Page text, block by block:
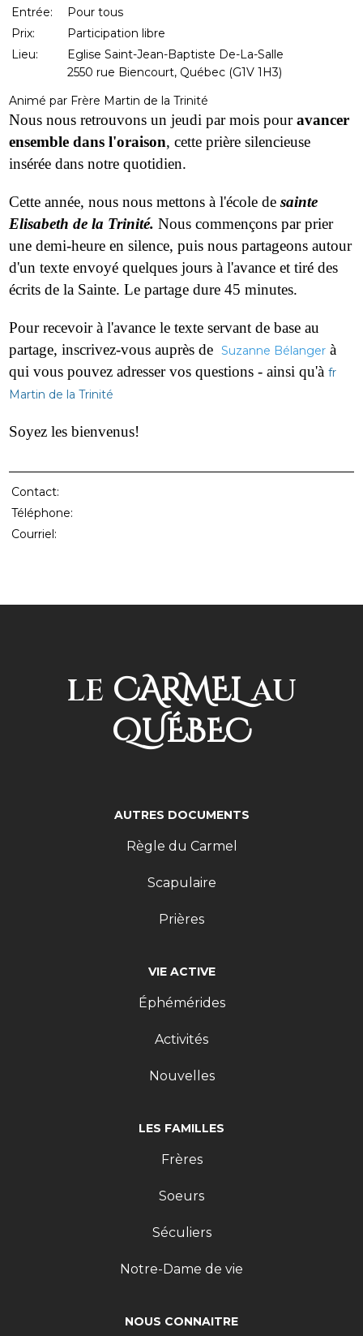
Entrée:
Pour tous
Prix:
Participation libre
Lieu:
Eglise Saint-Jean-Baptiste De-La-Salle
2550 rue Biencourt, Québec (G1V 1H3)
Animé par Frère Martin de la Trinité
Nous nous retrouvons un jeudi par mois pouravancer
ensemble dans l'oraison, cette prière silencieuse
insérée dans notre quotidien.
Cette année, nous nous mettons à l'école desainte
Elisabeth de la Trinité. Nous commençons par prier
une demi-heure en silence, puis nous partageons autour
d'un texte envoyé quelques jours à l'avance et tiré des
écrits de la Sainte. Le partage dure 45 minutes.
Pour recevoir à l'avance le texte servant de base au
partage, inscrivez-vous auprès deSuzanne Bélanger à
qui vous pouvez adresser vos questions - ainsi qu'àfr
Martin de la Trinité
Soyez les bienvenus!
Contact:
Téléphone:
Courriel:
LE CARMELAU
QUÉBEC
NOUS CONNAITRE
LES FAMILLES
Frères
Soeurs
Séculiers
Notre-Dame de vie
VIE ACTIVE
Éphémérides
Activités
Nouvelles
AUTRES DOCUMENTS
Règle du Carmel
Scapulaire
Prières